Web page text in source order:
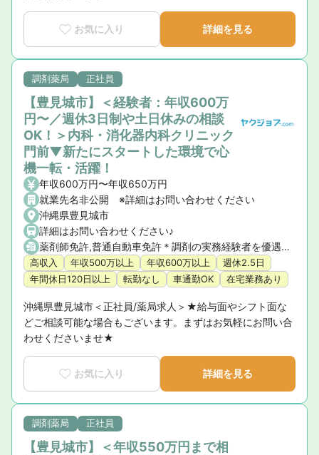
お気に入り 詳細を見る
調剤薬局 正社員
【豊見城市】＜経験者：年収600万
円〜／週休3日制や土日休みの相談
OK！＞内科・消化器内科クリニック
門前▼新たにスタートした環境で心
機一転・活躍！
年収600万円〜年収650万円
就業先名非公開 ※詳細はお問い合わせください
沖縄県豊見城市
詳細はお問い合わせください♪
薬剤師免許,普通自動車免許＊調剤の実務経験者を優遇します ＊新卒・未経験・ブランク有の方も応相談（年収等の待遇面はお問い合わせください）
高収入 年収500万以上 年収600万以上
週休2.5日
年間休日120日以上
転勤なし 車通勤OK 在宅業務あり
沖縄県豊見城市＜正社員/薬局求人＞★給与面やシフト面な
どご相談可能な場合もございます。まずはお気軽にお問い合
わせくださいませ★
お気に入り 詳細を見る
調剤薬局 正社員
【豊見城市】＜年収550万円まで相